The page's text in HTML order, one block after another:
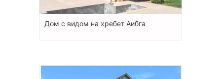
Дом с видом на хребет Аибга